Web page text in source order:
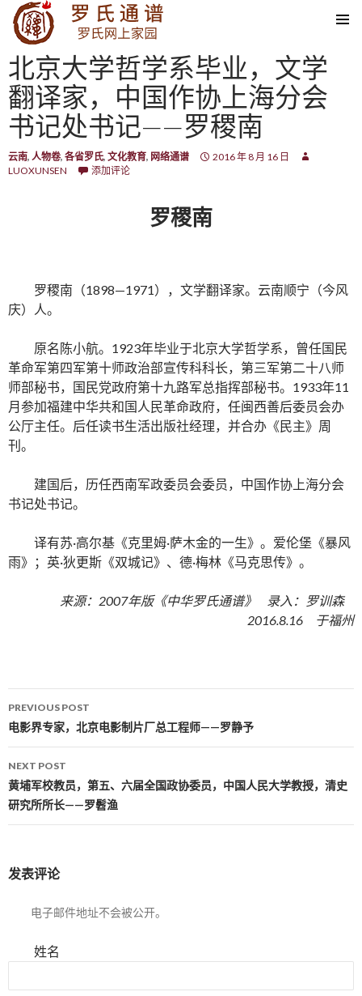
SKIP TO CONTENT
北京大学哲学系毕业，文学
翻译家，中国作协上海分会
书记处书记——罗稷南
云南, 人物卷, 各省罗氏, 文化教育, 网络通谱
2016 年 8 月 16 日
LUOXUNSEN
添加评论
罗稷南
罗稷南（1898—1971），文学翻译家。云南顺宁（今风
庆）人。
原名陈小航。1923年毕业于北京大学哲学系，曾任国民
革命军第四军第十师政治部宣传科科长，第三军第二十八师
师部秘书，国民党政府第十九路军总指挥部秘书。1933年11
月参加福建中华共和国人民革命政府，任闽西善后委员会办
公厅主任。后任读书生活出版社经理，并合办《民主》周
刊。
建国后，历任西南军政委员会委员，中国作协上海分会
书记处书记。
译有苏·高尔基《克里姆·萨木金的一生》。爱伦堡《暴风
雨》；英·狄更斯《双城记》、德·梅林《马克思传》。
来源：2007年版《中华罗氏通谱》 录入：罗训森
2016.8.16 于福州
Post navigation
PREVIOUS POST
电影界专家，北京电影制片厂总工程师——罗静予
NEXT POST
黄埔军校教员，第五、六届全国政协委员，中国人民大学教授，清史
研究所所长——罗髫渔
发表评论
电子邮件地址不会被公开。
姓名